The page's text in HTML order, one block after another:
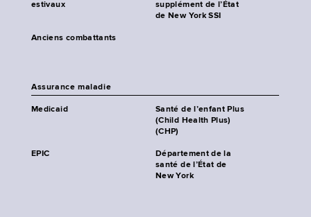
estivaux
supplément de l’État
de New York SSI
Anciens combattants
Assurance maladie
Medicaid
Santé de l’enfant Plus
(Child Health Plus)
(CHP)
EPIC
Département de la
santé de l’État de
New York